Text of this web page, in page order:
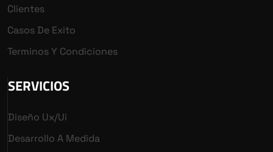
Clientes
Casos De Exito
Terminos Y Condiciones
SERVICIOS
Diseño Ux/ui
Desarrollo A Medida